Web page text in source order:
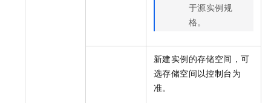
于源实例规
格。
新建实例的存储空间，可
选存储空间以控制台为
准。